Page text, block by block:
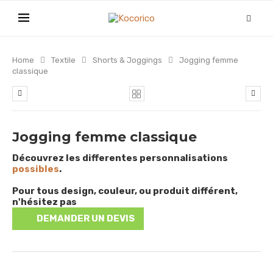
Home Textile Shorts & Joggings
Jogging femme
classique
Jogging femme classique
Découvrez les differentes personnalisations
possibles.
Pour tous design, couleur, ou produit différent,
n'hésitez pas
DEMANDER UN DEVIS